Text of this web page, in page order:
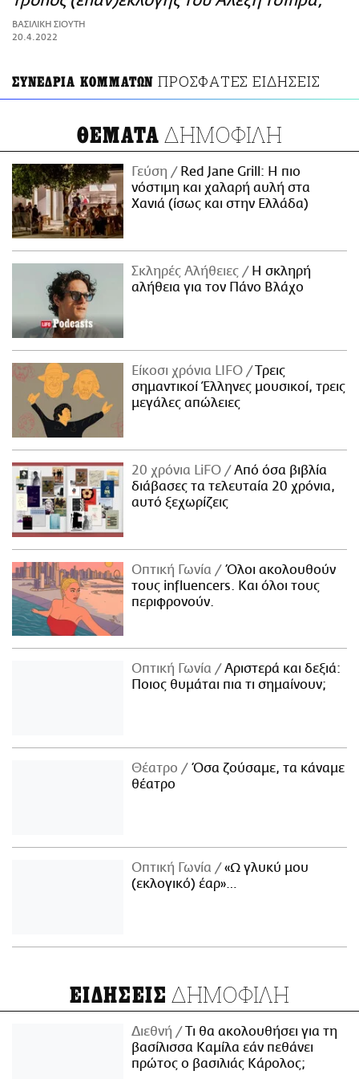
ΑΜΠΑ
PRINT
ΒΑΣΙΛΙΚΗ ΣΙΟΥΤΗ
20.4.2022
ΣΥΝΕΔΡΙΑ ΚΟΜΜΑΤΩΝ ΠΡΟΣΦΑΤΕΣ ΕΙΔΗΣΕΙΣ
ΘΕΜΑΤΑ ΔΗΜΟΦΙΛΗ
Γεύση
Red Jane Grill: Η πιο
νόστιμη και χαλαρή αυλή στα
Χανιά (ίσως και στην Ελλάδα)
Σκληρές Αλήθειες
H σκληρή
αλήθεια για τον Πάνο Βλάχο
Είκοσι χρόνια LIFO
Tρεις
σημαντικοί Έλληνες μουσικοί, τρεις
μεγάλες απώλειες
20 χρόνια LiFO
Από όσα βιβλία
διάβασες τα τελευταία 20 χρόνια,
αυτό ξεχωρίζεις
Οπτική Γωνία
Όλοι ακολουθούν
τους influencers. Και όλοι τους
περιφρονούν.
Οπτική Γωνία
Αριστερά και δεξιά:
Ποιος θυμάται πια τι σημαίνουν;
Θέατρο
Όσα ζούσαμε, τα κάναμε
θέατρο
Οπτική Γωνία
«Ω γλυκύ μου
(εκλογικό) έαρ»…
ΕΙΔΗΣΕΙΣ ΔΗΜΟΦΙΛΗ
Διεθνή
Τι θα ακολουθήσει για τη
βασίλισσα Καμίλα εάν πεθάνει
πρώτος ο βασιλιάς Κάρολος;